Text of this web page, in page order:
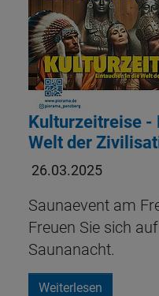
Kulturzeitreise -
Welt der
26.03.2025
Saunaevent am
Freuen Sie sich
Saunanacht.
Weiterlesen